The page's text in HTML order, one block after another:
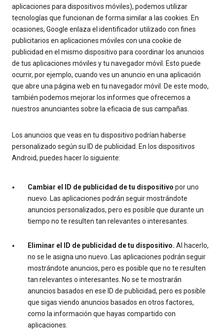
aplicaciones para dispositivos móviles), podemos utilizar
tecnologías que funcionan de forma similar a las cookies. En
ocasiones, Google enlaza el identificador utilizado con fines
publicitarios en aplicaciones móviles con una cookie de
publicidad en el mismo dispositivo para coordinar los anuncios
de tus aplicaciones móviles y tu navegador móvil. Esto puede
ocurrir, por ejemplo, cuando ves un anuncio en una aplicación
que abre una página web en tu navegador móvil. De este modo,
también podemos mejorar los informes que ofrecemos a
nuestros anunciantes sobre la eficacia de sus campañas.
Los anuncios que veas en tu dispositivo podrían haberse
personalizado según su ID de publicidad. En los dispositivos
Android, puedes hacer lo siguiente:
Cambiar el ID de publicidad de tu dispositivo por uno
nuevo. Las aplicaciones podrán seguir mostrándote
anuncios personalizados, pero es posible que durante un
tiempo no te resulten tan relevantes o interesantes.
Eliminar el ID de publicidad de tu dispositivo. Al hacerlo,
no se le asigna uno nuevo. Las aplicaciones podrán seguir
mostrándote anuncios, pero es posible que no te resulten
tan relevantes o interesantes. No se te mostrarán
anuncios basados en ese ID de publicidad, pero es posible
que sigas viendo anuncios basados en otros factores,
como la información que hayas compartido con
aplicaciones.